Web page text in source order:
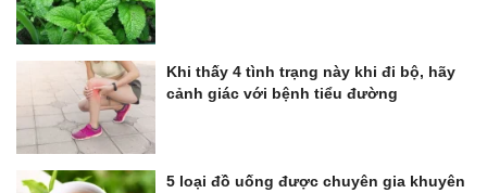
Khi thấy 4 tình trạng này khi đi bộ, hãy
cảnh giác với bệnh tiểu đường
5 loại đồ uống được chuyên gia khuyên